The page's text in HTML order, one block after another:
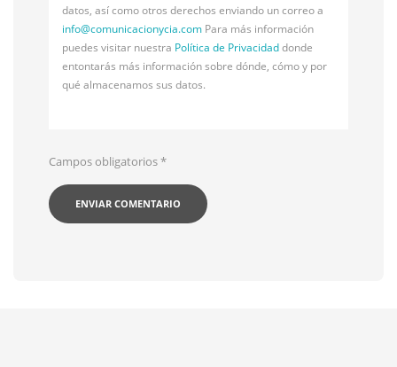
datos, así como otros derechos enviando un correo a
info@comunicacionycia.com Para más información
puedes visitar nuestra Política de Privacidaddonde
entontarás más información sobre dónde, cómo y por
qué almacenamos sus datos.
Campos obligatorios*